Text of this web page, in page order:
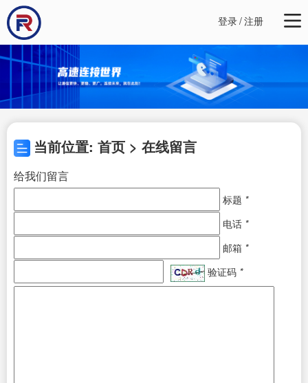
登录/注册
当前位置: 首页 > 在线留言
给我们留言
标题 *
电话 *
邮箱 *
验证码 *